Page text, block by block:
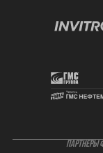
ПАРТНЕРЫ